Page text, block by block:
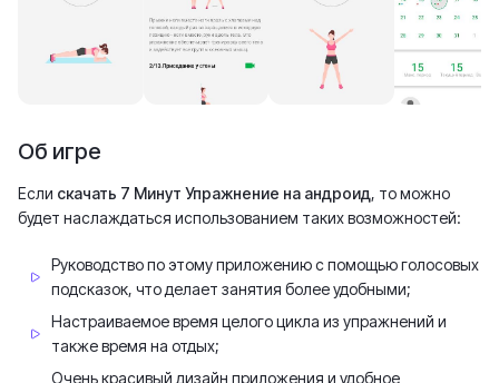
Об игре
Если скачать 7 Минут Упражнение на андроид, то можно
будет наслаждаться использованием таких возможностей:
Руководство по этому приложению с помощью голосовых
подсказок, что делает занятия более удобными;
Настраиваемое время целого цикла из упражнений и
также время на отдых;
Очень красивый дизайн приложения и удобное